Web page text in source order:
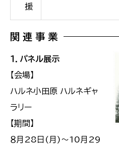
援
関 連 事 業
１．パネル展示
【会場】
ハルネ小田原 ハルネギャ
ラリー
【期間】
８月28日(月)～10月29